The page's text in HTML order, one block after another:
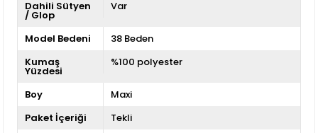
Dahili Sütyen
/ Glop
Var
Model Bedeni
38 Beden
Kumaş
Yüzdesi
%100 polyester
Boy
Maxi
Paket İçeriği
Tekli